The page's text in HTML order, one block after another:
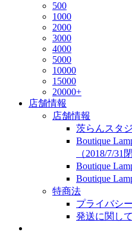
500
1000
2000
3000
4000
5000
10000
15000
20000+
店舗情報
店舗情報
茨らんスタ
Boutique
（2018/7/31
Boutique
Boutique
特商法
プライバシ
発送に関して